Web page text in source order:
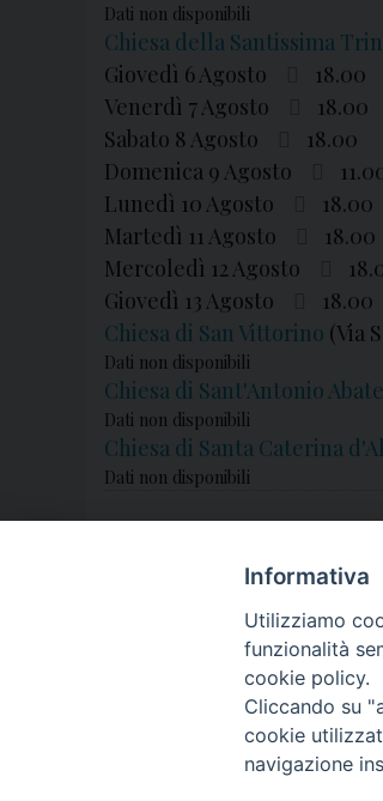
Dati non disponibili
Chiesa della Santissima
Giovedì 6 Agosto
18.00
Venerdì 7 Agosto
18.00
Sabato 8 Agosto
18.00
Domenica 9 Agosto
Lunedì 10 Agosto
18.00
Martedì 11 Agosto
18.00
Mercoledì 12 Agosto
Giovedì 13 Agosto
18.00
Chiesa di San Vittorino (Via
Dati non disponibili
Chiesa di Sant'Antonio Abate
Dati non disponibili
Chiesa di Santa Caterina
Dati non disponibili
Informativa
Utilizziamo
funzionalità
cookie policy.
Cliccando su
cookie
navigazione